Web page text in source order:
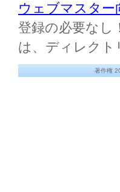
ウェブマスタ
登録の必要なし
は、ディレクト
著作権